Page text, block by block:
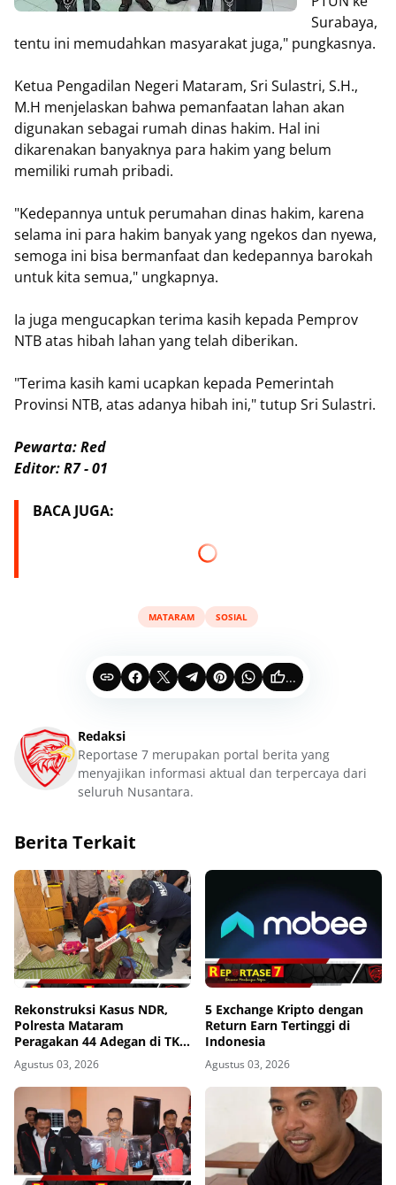
Surabaya,
tentu ini memudahkan masyarakat juga," pungkasnya.
Ketua Pengadilan Negeri Mataram, Sri Sulastri, S.H.,
M.H menjelaskan bahwa pemanfaatan lahan akan
digunakan sebagai rumah dinas hakim. Hal ini
dikarenakan banyaknya para hakim yang belum
memiliki rumah pribadi.
"Kedepannya untuk perumahan dinas hakim, karena
selama ini para hakim banyak yang ngekos dan nyewa,
semoga ini bisa bermanfaat dan kedepannya barokah
untuk kita semua," ungkapnya.
Ia juga mengucapkan terima kasih kepada Pemprov
NTB atas hibah lahan yang telah diberikan.
"Terima kasih kami ucapkan kepada Pemerintah
Provinsi NTB, atas adanya hibah ini," tutup Sri Sulastri.
Pewarta: Red
Editor: R7 - 01
BACA JUGA:
MATARAM SOSIAL
...
Redaksi
Reportase 7 merupakan portal berita yang
menyajikan informasi aktual dan terpercaya dari
seluruh Nusantara.
Berita Terkait
Rekonstruksi Kasus NDR,
Polresta Mataram
Peragakan 44 Adegan di TKP
Kos Gomong
Agustus 03, 2026
5 Exchange Kripto dengan
Return Earn Tertinggi di
Indonesia
Agustus 03, 2026